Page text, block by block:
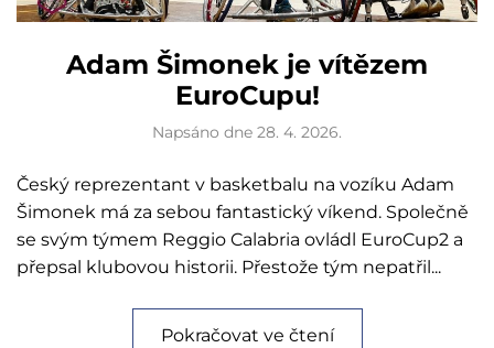
Adam Šimonek je vítězem
EuroCupu!
Napsáno dne 28. 4. 2026.
Český reprezentant v basketbalu na vozíku Adam
Šimonek má za sebou fantastický víkend. Společně
se svým týmem Reggio Calabria ovládl EuroCup2 a
přepsal klubovou historii. Přestože tým nepatřil...
Pokračovat ve čtení